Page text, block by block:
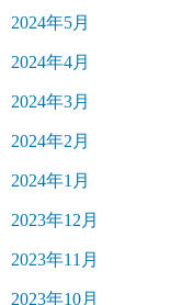
2024年5月
2024年4月
2024年3月
2024年2月
2024年1月
2023年12月
2023年11月
2023年10月